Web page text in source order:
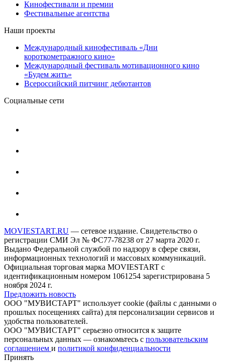
Кинофестивали и премии
Фестивальные агентства
Наши проекты
Международный кинофестиваль «Дни
короткометражного кино»
Международный фестиваль мотивационного кино
«Будем жить»
Всероссийский питчинг дебютантов
Социальные сети
MOVIESTART.RU — сетевое издание. Свидетельство о
регистрации СМИ Эл № ФС77-78238 от 27 марта 2020 г.
Выдано Федеральной службой по надзору в сфере связи,
информационных технологий и массовых коммуникаций.
Официальная торговая марка MOVIESTART с
идентификационным номером 1061254 зарегистрирована 5
ноября 2024 г.
Предложить новость
ООО "МУВИСТАРТ" использует cookie (файлы с данными о
прошлых посещениях сайта) для персонализации сервисов и
удобства пользователей.
ООО "МУВИСТАРТ" серьезно относится к защите
персональных данных — ознакомьтесь с пользовательским
соглашением и политикой конфиденциальности
Принять